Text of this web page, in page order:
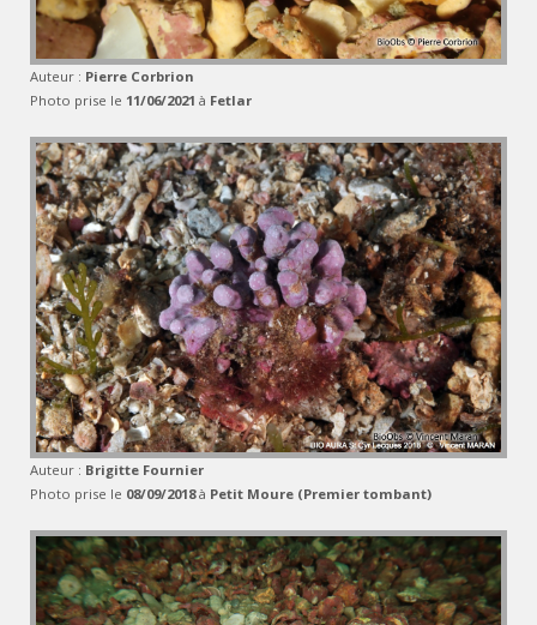
Auteur : Pierre Corbrion
Photo prise le 11/06/2021 à Fetlar
Auteur : Brigitte Fournier
Photo prise le 08/09/2018à Petit Moure (Premier tombant)